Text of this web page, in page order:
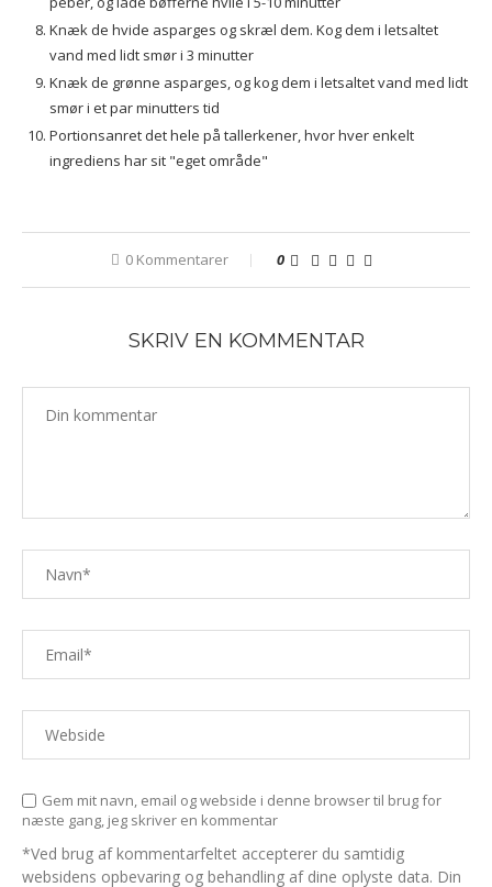
Knæk de hvide asparges og skræl dem. Kog dem i letsaltet
vand med lidt smør i 3 minutter
Knæk de grønne asparges, og kog dem i letsaltet vand med lidt
smør i et par minutters tid
Portionsanret det hele på tallerkener, hvor hver enkelt
ingrediens har sit "eget område"
0 Kommentarer 0
SKRIV EN KOMMENTAR
Gem mit navn, email og webside i denne browser til brug for
næste gang, jeg skriver en kommentar
*Ved brug af kommentarfeltet accepterer du samtidig
websidens opbevaring og behandling af dine oplyste data. Din